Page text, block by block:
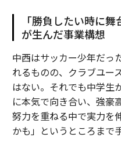
「勝負したい時に
が生んだ事業構想
中西はサッカー少年だっ
れるものの、クラブユー
はない。それでも中学生
に本気で向き合い、強豪
努力を重ねる中で実力を
かも」というところまで